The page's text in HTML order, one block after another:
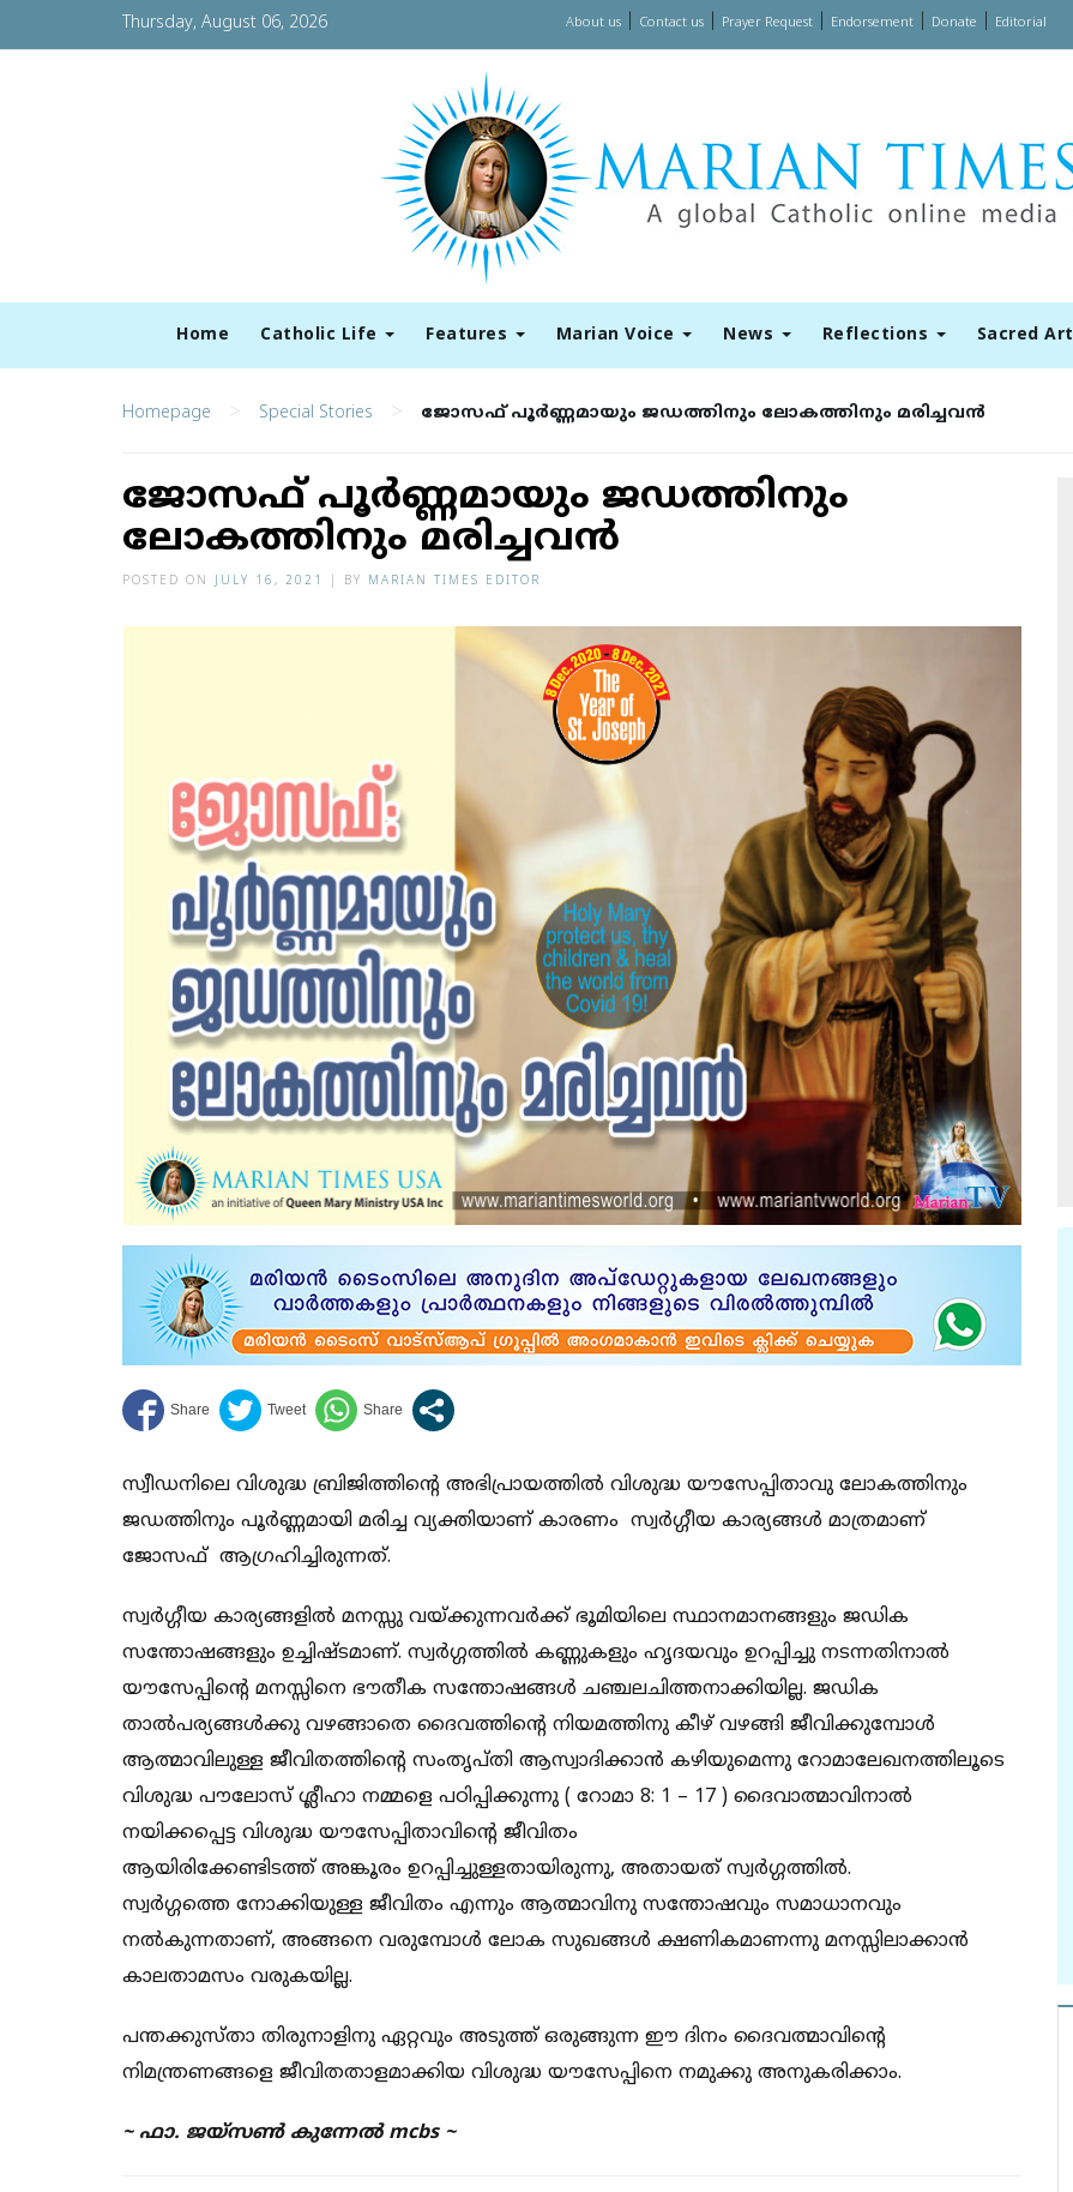
Thursday, August 06, 2026 About us| Contact us| Prayer Request| Endorsement| Donate Editorial
Home Catholic Life Features Marian Voice News Reflections Sacred Art
Homepage > Special Stories > ജോസഫ് പൂർണ്ണമായും ജഡത്തിനും ലോകത്തിനും മരിച്ചവൻ
ജോസഫ് പൂർണ്ണമായും ജഡത്തിനും
ലോകത്തിനും മരിച്ചവൻ
POSTED ON JULY 16, 2021 BY MARIAN TIMES EDITOR
സ്വീഡനിലെ വിശുദ്ധ ബ്രിജിത്തിൻ്റെ അഭിപ്രായത്തിൽ വിശുദ്ധ യൗസേപ്പിതാവു ലോകത്തിനും
ജഡത്തിനും പൂർണ്ണമായി മരിച്ച വ്യക്തിയാണ് കാരണം സ്വർഗ്ഗീയ കാര്യങ്ങൾ മാത്രമാണ്
ജോസഫ് ആഗ്രഹിച്ചിരുന്നത്.
സ്വർഗ്ഗീയ കാര്യങ്ങളിൽ മനസ്സു വയ്ക്കുന്നവർക്ക് ഭൂമിയിലെ സ്ഥാനമാനങ്ങളും ജഡിക
സന്തോഷങ്ങളും ഉച്ചിഷ്ടമാണ്. സ്വർഗ്ഗത്തിൽ കണ്ണുകളും ഹൃദയവും ഉറപ്പിച്ചു നടന്നതിനാൽ
യൗസേപ്പിൻ്റെ മനസ്സിനെ ഭൗതീക സന്തോഷങ്ങൾ ചഞ്ചലചിത്തനാക്കിയില്ല. ജഡിക
താൽപര്യങ്ങൾക്കു വഴങ്ങാതെ ദൈവത്തിൻ്റെ നിയമത്തിനു കീഴ് വഴങ്ങി ജീവിക്കുമ്പോൾ
ആത്മാവിലുള്ള ജീവിതത്തിൻ്റെ സംതൃപ്തി ആസ്വാദിക്കാൻ കഴിയുമെന്നു റോമാലേഖനത്തിലൂടെ
വിശുദ്ധ പൗലോസ് ശ്ലീഹാ നമ്മളെ പഠിപ്പിക്കുന്നു ( റോമാ 8: 1 – 17 ) ദൈവാത്മാവിനാൽ
നയിക്കപ്പെട്ട വിശുദ്ധ യൗസേപ്പിതാവിൻ്റെ ജീവിതം
ആയിരിക്കേണ്ടിടത്ത് അങ്കൂരം ഉറപ്പിച്ചുള്ളതായിരുന്നു, അതായത് സ്വർഗ്ഗത്തിൽ.
സ്വർഗ്ഗത്തെ നോക്കിയുള്ള ജീവിതം എന്നും ആത്മാവിനു സന്തോഷവും സമാധാനവും
നൽകുന്നതാണ്, അങ്ങനെ വരുമ്പോൾ ലോക സുഖങ്ങൾ ക്ഷണികമാണന്നു മനസ്സിലാക്കാൻ
കാലതാമസം വരുകയില്ല.
പന്തക്കുസ്താ തിരുനാളിനു ഏറ്റവും അടുത്ത് ഒരുങ്ങുന്ന ഈ ദിനം ദൈവത്മാവിൻ്റെ
നിമന്ത്രണങ്ങളെ ജീവിതതാളമാക്കിയ വിശുദ്ധ യൗസേപ്പിനെ നമുക്കു അനുകരിക്കാം.
~ ഫാ. ജയ്സൺ കുന്നേൽ mcbs ~